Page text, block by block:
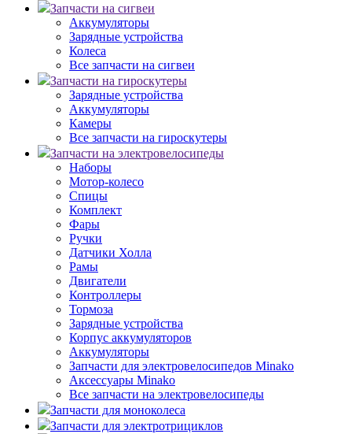
Запчасти на сигвеи
Аккумуляторы
Зарядные устройства
Колеса
Все запчасти на сигвеи
Запчасти на гироскутеры
Зарядные устройства
Аккумуляторы
Камеры
Все запчасти на гироскутеры
Запчасти на электровелосипеды
Наборы
Мотор-колесо
Спицы
Комплект
Фары
Ручки
Датчики Холла
Рамы
Двигатели
Контроллеры
Тормоза
Зарядные устройства
Корпус аккумуляторов
Аккумуляторы
Запчасти для электровелосипедов Minako
Аксессуары Minako
Все запчасти на электровелосипеды
Запчасти для моноколеса
Запчасти для электротрициклов